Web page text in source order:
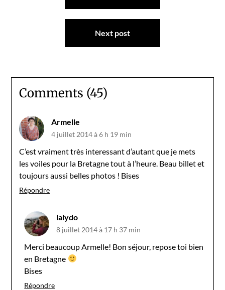
Next post
Comments (45)
Armelle
4 juillet 2014 à 6 h 19 min
C’est vraiment très interessant d’autant que je mets
les voiles pour la Bretagne tout à l’heure. Beau billet et
toujours aussi belles photos ! Bises
Répondre
lalydo
8 juillet 2014 à 17 h 37 min
Merci beaucoup Armelle! Bon séjour, repose toi bien
en Bretagne
Bises
Répondre